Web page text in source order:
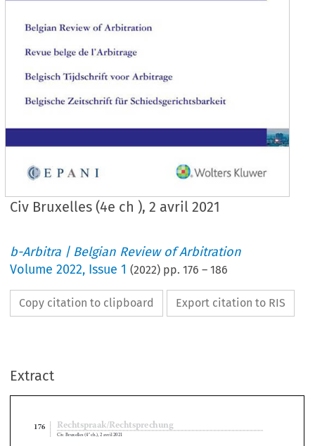
Civ Bruxelles (4e ch ), 2 avril 2021
b-Arbitra | Belgian Review of Arbitration
Volume2022, Issue 1 (2022) pp.176 –186
Copy citation to clipboard Export citation to RIS
Extract
 
  
Civ. Bruxelles (4e ch.), 2 avril 2021